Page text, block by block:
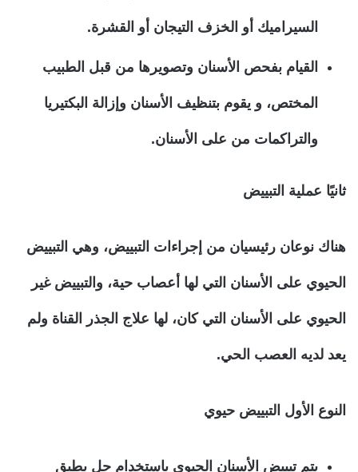
السيراميك أو الخزف التيجان أو القشرة.
القيام بفحص الأسنان وتصويرها من قبل الطبيب
المختص، و يقوم بتنظيف الأسنان وإزالة البكتيريا
والتراكمات من على الأسنان.
ثانيًا عملية التبييض
هناك نوعان رئيسيان من إجراءات التبييض، وهي التبييض
الحيوي على الأسنان التي لها أعصاب حية، والتبييض غير
الحيوي على الأسنان التي كان، لها علاج الجذر القناة ولم
يعد لديه العصب الحي.
النوع الأول التبييض حيوي
يتم تبييض الأسنان الحيوي باستخدام جل يطبق